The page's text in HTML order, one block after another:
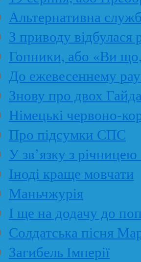
Альтернативна
З приводу відбулася
Гопники, або «Ви що,
До ежевесеннему
Знову про двох
Німецькі червоно-
Про підсумки СПС
У зв’язку з
Іноді краще мовчати
Маньчжурія
І ще на додачу до
Солдатська пісня
Загибель Імперії